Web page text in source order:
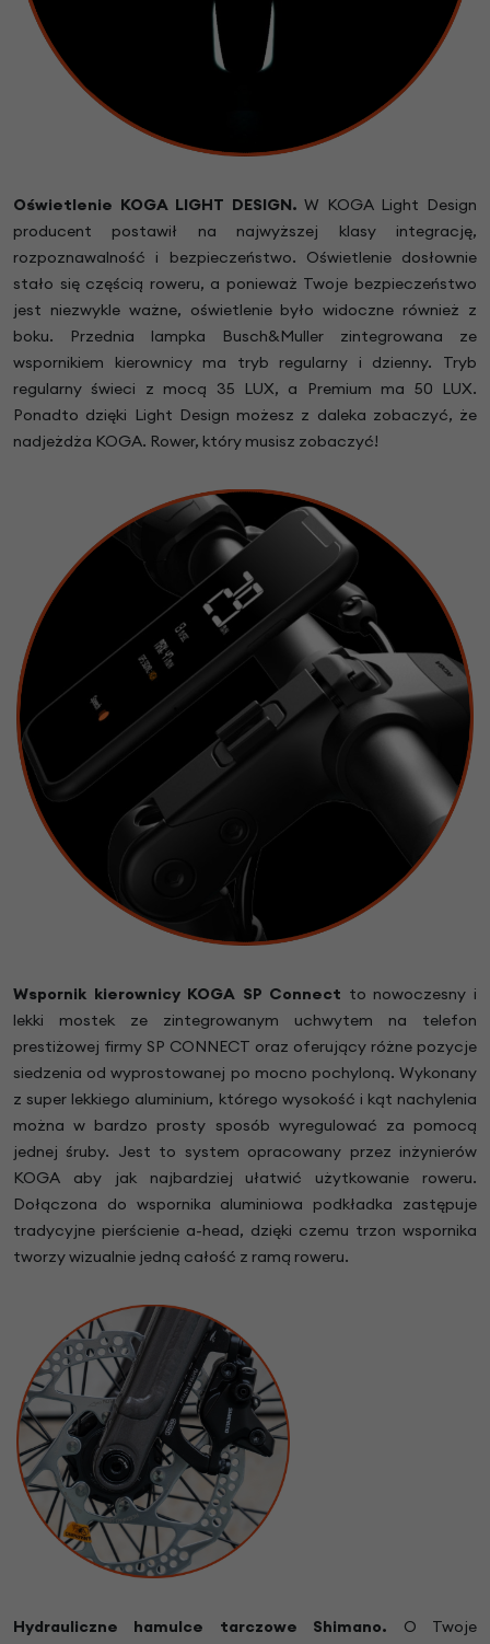
Oświetlenie KOGA LIGHT DESIGN. W KOGA Light Design
producent postawił na najwyższej klasy integrację,
rozpoznawalność i bezpieczeństwo. Oświetlenie dosłownie
stało się częścią roweru, a ponieważ Twoje bezpieczeństwo
jest niezwykle ważne, oświetlenie było widoczne również z
boku. Przednia lampka Busch&Muller zintegrowana ze
wspornikiem kierownicy ma tryb regularny i dzienny. Tryb
regularny świeci z mocą 35 LUX, a Premium ma 50 LUX.
Ponadto dzięki Light Design możesz z daleka zobaczyć, że
nadjeżdża KOGA. Rower, który musisz zobaczyć!
Wspornik kierownicy KOGA SP Connect to nowoczesny i
lekki mostek ze zintegrowanym uchwytem na telefon
prestiżowej firmy SP CONNECT oraz oferujący różne pozycje
siedzenia od wyprostowanej po mocno pochyloną. Wykonany
z super lekkiego aluminium, którego wysokość i kąt nachylenia
można w bardzo prosty sposób wyregulować za pomocą
jednej śruby. Jest to system opracowany przez inżynierów
KOGA aby jak najbardziej ułatwić użytkowanie roweru.
Dołączona do wspornika aluminiowa podkładka zastępuje
tradycyjne pierścienie a-head, dzięki czemu trzon wspornika
tworzy wizualnie jedną całość z ramą roweru.
Hydrauliczne hamulce tarczowe Shimano. O Twoje